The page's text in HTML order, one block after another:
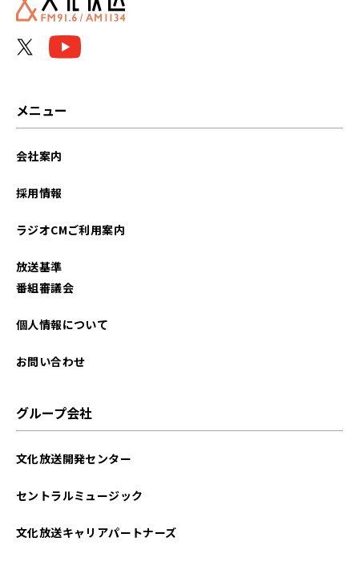
2021年11月
2021年07月
メニュー
会社案内
採用情報
ラジオCMご利用案内
放送基準
番組審議会
個人情報について
お問い合わせ
グループ会社
文化放送開発センター
セントラルミュージック
文化放送キャリアパートナーズ